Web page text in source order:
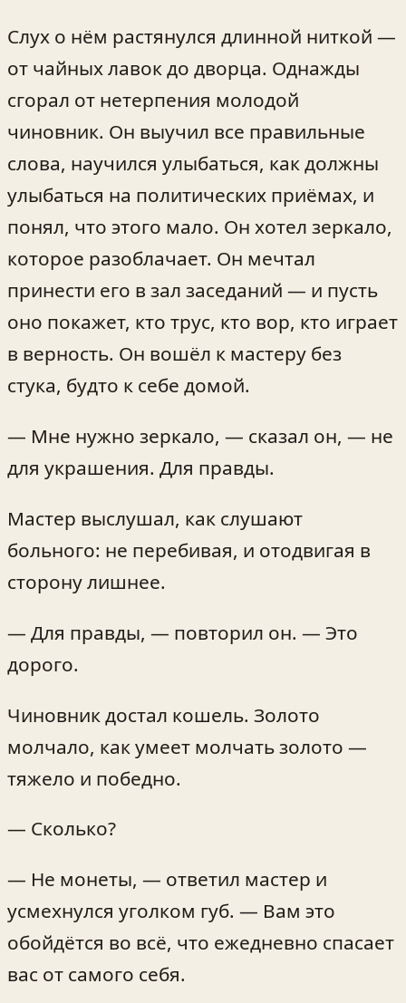
Слух о нём растянулся длинной ниткой —
от чайных лавок до дворца. Однажды
сгорал от нетерпения молодой
чиновник. Он выучил все правильные
слова, научился улыбаться, как должны
улыбаться на политических приёмах, и
понял, что этого мало. Он хотел зеркало,
которое разоблачает. Он мечтал
принести его в зал заседаний — и пусть
оно покажет, кто трус, кто вор, кто играет
в верность. Он вошёл к мастеру без
стука, будто к себе домой.
— Мне нужно зеркало, — сказал он, — не
для украшения. Для правды.
Мастер выслушал, как слушают
больного: не перебивая, и отодвигая в
сторону лишнее.
— Для правды, — повторил он. — Это
дорого.
Чиновник достал кошель. Золото
молчало, как умеет молчать золото —
тяжело и победно.
— Сколько?
— Не монеты, — ответил мастер и
усмехнулся уголком губ. — Вам это
обойдётся во всё, что ежедневно спасает
вас от самого себя.